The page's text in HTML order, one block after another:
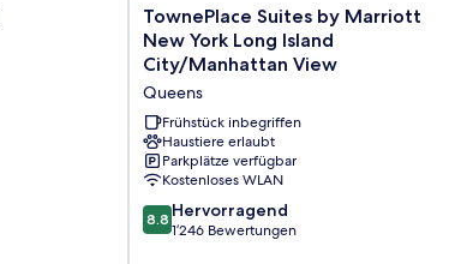
TownePlace
Suites
by
Marriott
New
York
Long
Island
City/Manhattan
View
Queens
TownePlace Suites by Marriott
New York Long Island
City/Manhattan View
Queens
Frühstück inbegriffen
Haustiere erlaubt
Parkplätze verfügbar
Kostenloses WLAN
8.8
von
8.8 Hervorragend
1’246 Bewertungen